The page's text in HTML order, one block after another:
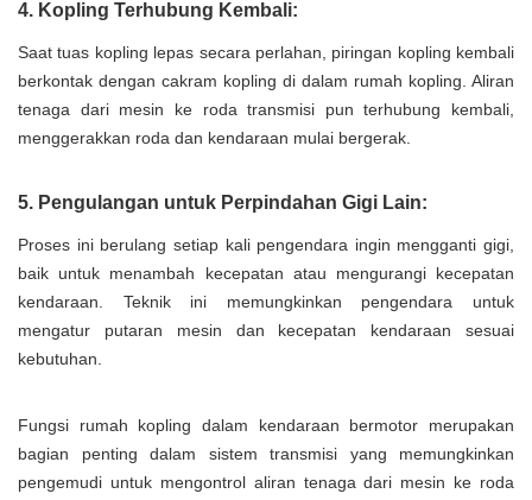
4. Kopling Terhubung Kembali:
Saat tuas kopling lepas secara perlahan, piringan kopling kembali
berkontak dengan cakram kopling di dalam rumah kopling. Aliran
tenaga dari mesin ke roda transmisi pun terhubung kembali,
menggerakkan roda dan kendaraan mulai bergerak.
5. Pengulangan untuk Perpindahan Gigi Lain:
Proses ini berulang setiap kali pengendara ingin mengganti gigi,
baik untuk menambah kecepatan atau mengurangi kecepatan
kendaraan. Teknik ini memungkinkan pengendara untuk
mengatur putaran mesin dan kecepatan kendaraan sesuai
kebutuhan.
Fungsi rumah kopling dalam kendaraan bermotor merupakan
bagian penting dalam sistem transmisi yang memungkinkan
pengemudi untuk mengontrol aliran tenaga dari mesin ke roda